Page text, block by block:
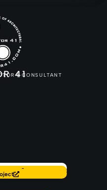
41
| CONSULTANT